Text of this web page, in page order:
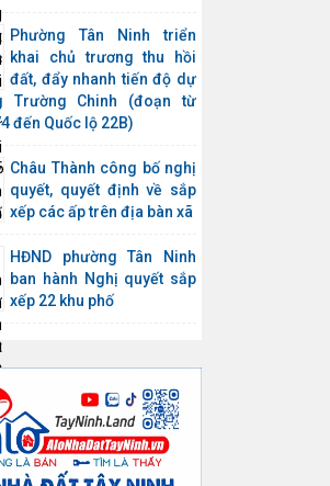
Phường Tân Ninh triển
khai chủ trương thu hồi
đất, đẩy nhanh tiến độ dự
Trường Chinh (đoạn từ
đến Quốc lộ 22B)
Châu Thành công bố nghị
quyết, quyết định về sắp
xếp các ấp trên địa bàn xã
HĐND phường Tân Ninh
ban hành Nghị quyết sắp
xếp 22 khu phố